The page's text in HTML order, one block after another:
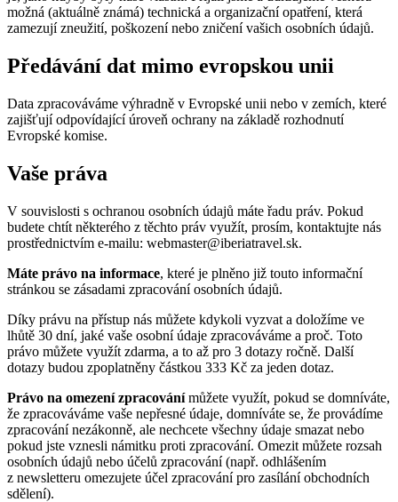
možná (aktuálně známá) technická a organizační opatření, která
zamezují zneužití, poškození nebo zničení vašich osobních údajů.
Předávání dat mimo evropskou unii
Data zpracováváme výhradně v Evropské unii nebo v zemích, které
zajišťují odpovídající úroveň ochrany na základě rozhodnutí
Evropské komise.
Vaše práva
V souvislosti s ochranou osobních údajů máte řadu práv. Pokud
budete chtít některého z těchto práv využít, prosím, kontaktujte nás
prostřednictvím e-mailu: webmaster@iberiatravel.sk.
Máte právo na informace, které je plněno již touto informační
stránkou se zásadami zpracování osobních údajů.
Díky právu na přístup nás můžete kdykoli vyzvat a doložíme ve
lhůtě 30 dní, jaké vaše osobní údaje zpracováváme a proč. Toto
právo můžete využít zdarma, a to až pro 3 dotazy ročně. Další
dotazy budou zpoplatněny částkou 333 Kč za jeden dotaz.
Právo na omezení zpracovánímůžete využít, pokud se domníváte,
že zpracováváme vaše nepřesné údaje, domníváte se, že provádíme
zpracování nezákonně, ale nechcete všechny údaje smazat nebo
pokud jste vznesli námitku proti zpracování. Omezit můžete rozsah
osobních údajů nebo účelů zpracování (např. odhlášením
z newsletteru omezujete účel zpracování pro zasílání obchodních
sdělení).